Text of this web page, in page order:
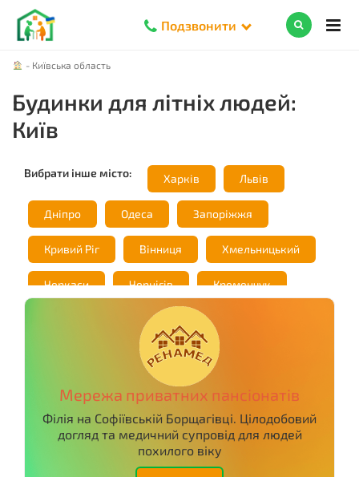
Подзвонити
- Київська область
Будинки для літніх людей:
Київ
Вибрати інше місто: Харків Львів
Дніпро Одеса Запоріжжя
Кривий Ріг Вінниця Хмельницький
Черкаси Чернігів Кременчук
Чернівці
Івано-Франківськ
Миколаїв Полтава Рівне
Кропивницький Суми Високий
Мережа приватних пансіонатів
Філія на Софіївській Борщагівці. Цілодобовий
догляд та медичний супровід для людей
похилого віку